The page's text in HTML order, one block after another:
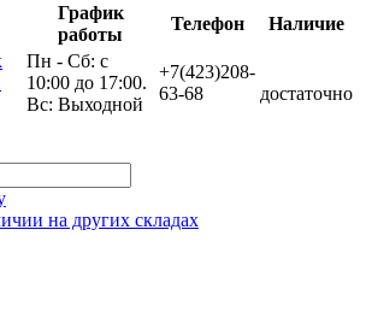
График
работы
Телефон
Наличие
Пн - Сб: с
10:00 до 17:00.
Вс: Выходной
+7(423)208-
63-68
достаточно
на других складах